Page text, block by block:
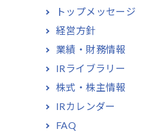
トップメッセージ
経営方針
業績・財務情報
IRライブラリー
株式・株主情報
IRカレンダー
FAQ